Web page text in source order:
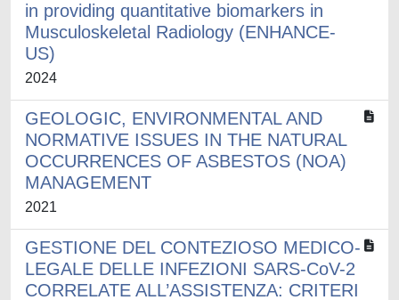
in providing quantitative biomarkers in
Musculoskeletal Radiology (ENHANCE-
US)
2024
GEOLOGIC, ENVIRONMENTAL AND
NORMATIVE ISSUES IN THE NATURAL
OCCURRENCES OF ASBESTOS (NOA)
MANAGEMENT
2021
GESTIONE DEL CONTEZIOSO MEDICO-
LEGALE DELLE INFEZIONI SARS-CoV-2
CORRELATE ALL’ASSISTENZA: CRITERI